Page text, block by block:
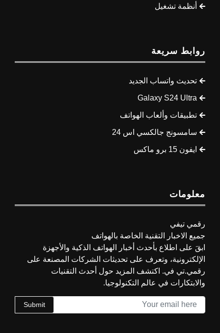
أنظمة تشغيل
روابط سريعة
تحديث واتساب الجديد
Galaxy S24 Ultra
تطبيقات وألعاب الهواتف
سامسونج جالكسي اس 24
ايفون 15 برو ماكس
معلومات
رقمي تيفي
جميع الاخبار التقنية الخاصة بالهواتف
ابقَ على اطلاع بأحدث أخبار الهواتف الذكية والأجهزة
الإلكترونية، وتعرف على تحديثات الشركات المصنعة على
رقمي.تي في. اكتشف المزيد حول أحدث التقنيات
والابتكارات في عالم التكنولوجيا.
Submit